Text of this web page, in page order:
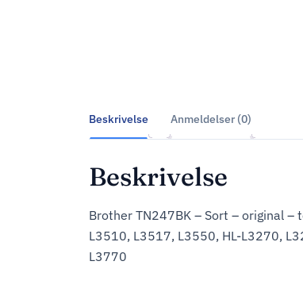
Beskrivelse Anmeldelser (0)
Beskrivelse
Brother TN247BK – Sort – original –
L3510, L3517, L3550, HL-L3270,
L3770